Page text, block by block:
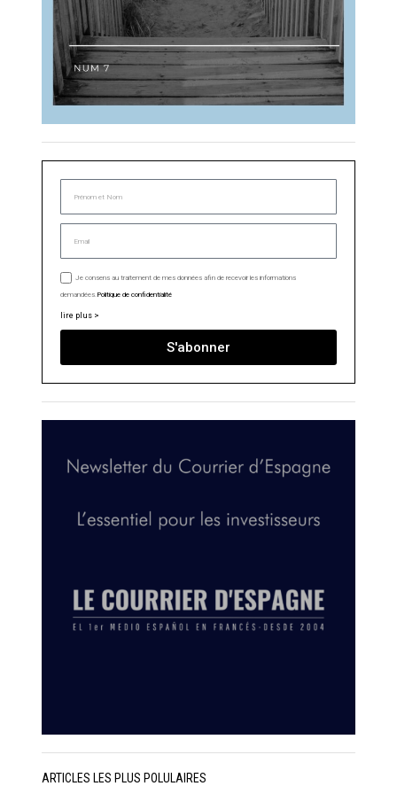
Je consens au traitement de mes données afin de recevoir les informations
demandées.Politique de confidentialité
lire plus >
S'abonner
ARTICLES LES PLUS POLULAIRES